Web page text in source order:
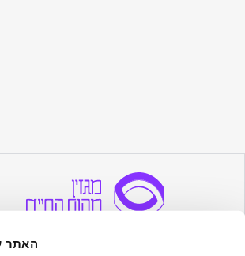
האתר מדיה שמגרה סקרנות,